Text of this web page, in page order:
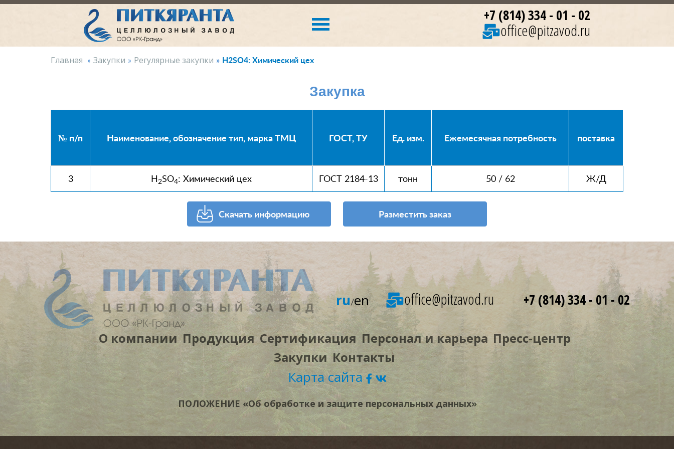
+7 (814) 334 - 01 - 02
office@pitzavod.ru
Главная Закупки Регулярные закупки H2SO4: Химический цех
Закупка
№ п/п Наименование, обозначение тип, марка ТМЦ ГОСТ, ТУ Ед. изм. Ежемесячная потребность поставка
3 H2SO4: Химический цех ГОСТ 2184-13 тонн 50 / 62 Ж/Д
Скачать информацию Разместить заказ
office@pitzavod.ru +7 (814) 334 - 01 - 02
ru/en
О компании Продукция Сертификация Персонал и карьера Пресс‑центр
Закупки Контакты
Карта сайта
ПОЛОЖЕНИЕ «Об обработке и защите персональных данных»